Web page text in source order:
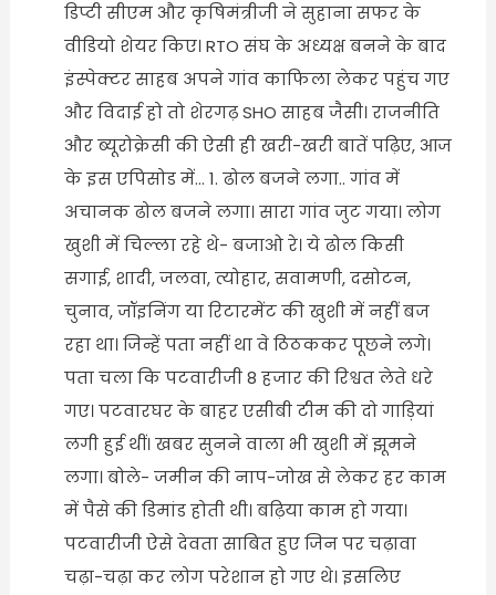
डिप्टी सीएम और कृषिमंत्रीजी ने सुहाना सफर के
वीडियो शेयर किए। RTO संघ के अध्यक्ष बनने के बाद
इंस्पेक्टर साहब अपने गांव काफिला लेकर पहुंच गए
और विदाई हो तो शेरगढ़ SHO साहब जैसी। राजनीति
और ब्यूरोक्रेसी की ऐसी ही खरी-खरी बातें पढ़िए, आज
के इस एपिसोड में… 1. ढोल बजने लगा.. गांव में
अचानक ढोल बजने लगा। सारा गांव जुट गया। लोग
खुशी में चिल्ला रहे थे- बजाओ रे। ये ढोल किसी
सगाई, शादी, जलवा, त्योहार, सवामणी, दसोटन,
चुनाव, जॉइनिंग या रिटारमेंट की खुशी में नहीं बज
रहा था। जिन्हें पता नहीं था वे ठिठककर पूछने लगे।
पता चला कि पटवारीजी 8 हजार की रिश्वत लेते धरे
गए। पटवारघर के बाहर एसीबी टीम की दो गाड़ियां
लगी हुई थीं। खबर सुनने वाला भी खुशी में झूमने
लगा। बोले- जमीन की नाप-जोख से लेकर हर काम
में पैसे की डिमांड होती थी। बढ़िया काम हो गया।
पटवारीजी ऐसे देवता साबित हुए जिन पर चढ़ावा
चढ़ा-चढ़ा कर लोग परेशान हो गए थे। इसलिए